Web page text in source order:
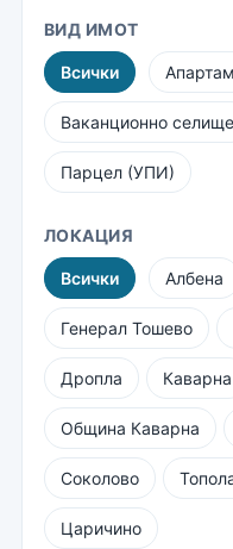
ВИД ИМОТ
Всички
Ваканционно селище
Парцел (УПИ)
ЛОКАЦИЯ
Всички Албена
Генерал Тошево
Дропла Каварна
Община Каварна
Соколово
Царичино